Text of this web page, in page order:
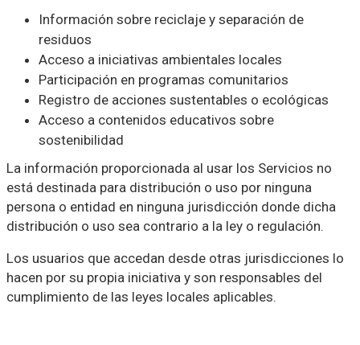
Información sobre reciclaje y separación de
residuos
Acceso a iniciativas ambientales locales
Participación en programas comunitarios
Registro de acciones sustentables o ecológicas
Acceso a contenidos educativos sobre
sostenibilidad
La información proporcionada al usar los Servicios no
está destinada para distribución o uso por ninguna
persona o entidad en ninguna jurisdicción donde dicha
distribución o uso sea contrario a la ley o regulación.
Los usuarios que accedan desde otras jurisdicciones lo
hacen por su propia iniciativa y son responsables del
cumplimiento de las leyes locales aplicables.